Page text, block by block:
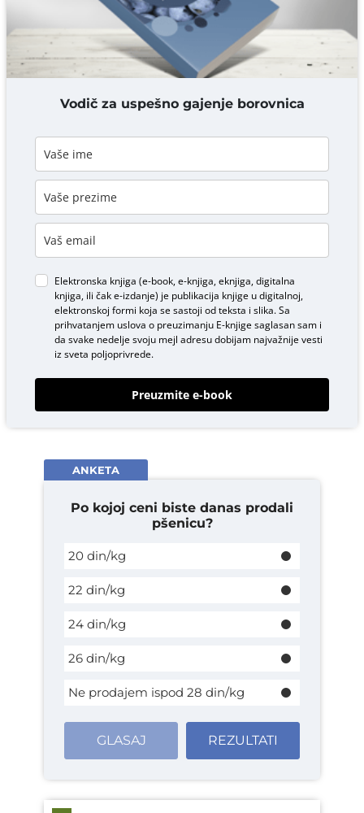
DODAJ KOMENTAR
Vodič za uspešno gajenje borovnica
Elektronska knjiga (e-book, e-knjiga, eknjiga, digitalna
knjiga, ili čak e-izdanje) je publikacija knjige u digitalnoj,
elektronskoj formi koja se sastoji od teksta i slika. Sa
prihvatanjem uslova o preuzimanju E-knjigesaglasan sam i
da svake nedelje svoju mejl adresu dobijam najvažnije vesti
iz sveta poljoprivrede.
Preuzmite e-book
ANKETA
Po kojoj ceni biste danas prodali
pšenicu?
20 din/kg
22 din/kg
24 din/kg
26 din/kg
Ne prodajem ispod 28 din/kg
GLASAJ REZULTATI